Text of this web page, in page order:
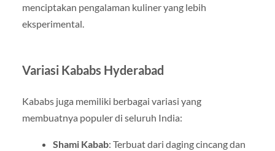
menciptakan pengalaman kuliner yang lebih
eksperimental.
Variasi Kababs Hyderabad
Kababs juga memiliki berbagai variasi yang
membuatnya populer di seluruh India:
Shami Kabab: Terbuat dari daging cincang dan